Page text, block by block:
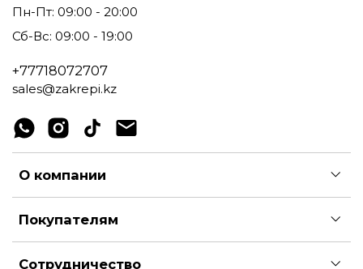
Пн-Пт: 09:00 - 20:00
Сб-Вс: 09:00 - 19:00
+77718072707
sales@zakrepi.kz
О компании
Покупателям
Сотрудничество